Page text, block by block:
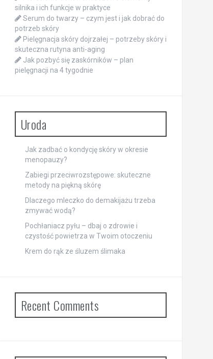
silnika i ich funkcje w praktyce
Serum do twarzy – czym jest i jak dobrać do
potrzeb skóry
Pielęgnacja skóry dojrzałej – potrzeby skóry i
skuteczna rutyna anti-aging
Jak pozbyć się zaskórników – plan
pielęgnacji na 4 tygodnie
Uroda
Jak zadbać o kondycję skóry w okresie
menopauzy?
Zabiegi przeciwrozstępowe: skuteczne
metody na piękną skórę
Dlaczego mleczko do demakijażu trzeba
zmywać wodą?
Pochłaniacz pyłu – dbaj o zdrowie i
czystość powietrza w Twoim otoczeniu
Krem do rąk ze śluzem ślimaka
Recent Comments